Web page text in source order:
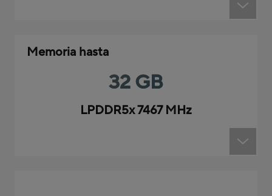
Memoria hasta
32 GB
LPDDR5x 7467 MHz